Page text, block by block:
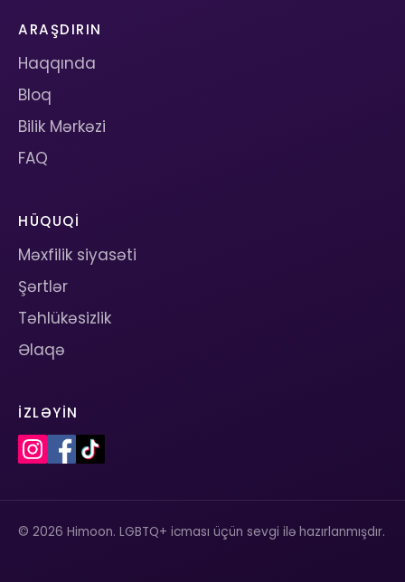
ARAŞDIRIN
Haqqında
Bloq
Bilik Mərkəzi
FAQ
HÜQUQI
Məxfilik siyasəti
Şərtlər
Təhlükəsizlik
Əlaqə
İZLƏYIN
© 2026 Himoon. LGBTQ+ icması üçün sevgi ilə hazırlanmışdır.